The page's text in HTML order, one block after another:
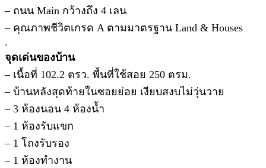
– ถนน Main กว้างถึง 4 เลน
– คุณภาพชีวิตเกรด A ตามมาตรฐาน Land & Houses
.
จุดเด่นของบ้าน
– เนื้อที่ 102.2 ตรว. พื้นที่ใช้สอย 250 ตรม.
– บ้านหลังสุดท้ายในซอยย่อย เงียบสงบไม่วุ่นวาย
– 3 ห้องนอน 4 ห้องน้ำ
– 1 ห้องรับแขก
– 1 โถงรับรอง
– 1 ห้องทำงาน